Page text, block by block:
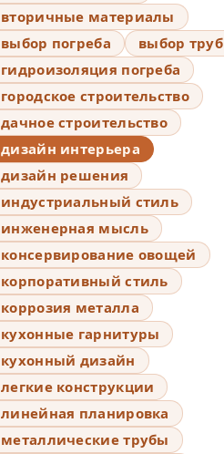
вторичные материалы
выбор погреба
выбор труб
гидроизоляция погреба
городское строительство
дачное строительство
дизайн интерьера
дизайн решения
индустриальный стиль
инженерная мысль
консервирование овощей
корпоративный стиль
коррозия металла
кухонные гарнитуры
кухонный дизайн
легкие конструкции
линейная планировка
металлические трубы